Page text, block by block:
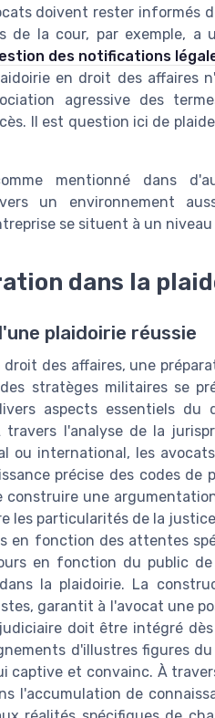
doivent rester informés
de la cour, par exemple,
des notifications
en droit des affaires
agressive des
Il est question ici de
mentionné dans
un environnement
se situent à un
dans la
plaidoirie réussie
des affaires, une
stratèges militaires se
aspects essentiels du
l'analyse de la
ou international, les
précise des codes de
construire une
les particularités de la
en fonction des attentes
en fonction du public
la plaidoirie. La
garantit à l'avocat une
doit être intégré
d'illustres figures du
captive et convainc. À
l'accumulation de